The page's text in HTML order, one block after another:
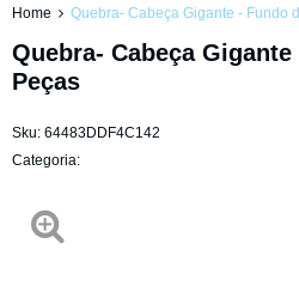
Home Quebra- Cabeça Gigante - Fundo
Quebra- Cabeça
Peças
Sku: 64483DDF4C142
Categoria: